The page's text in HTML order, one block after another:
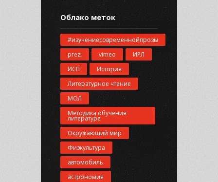
Облако меток
#изучениесовременнойпрозы
prezi
vimeo
ИРЛ
ИСП
История
Литературное чтение
МОЛ
Методика обучения
литературе
Окружающий мир
Физкультура
автомобиль
астрономия